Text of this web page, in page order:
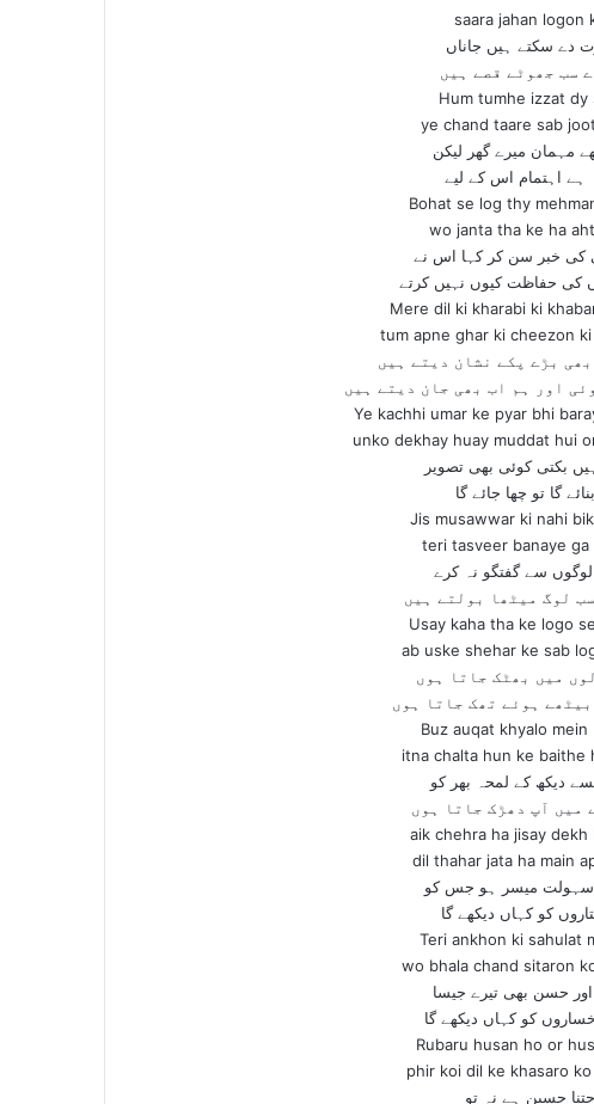
saara jahan logon
دے سکتے ہیں جاناں
سب جھوٹے قصے ہیں
Hum tumhe izzat dy
ye chand taare sab
مہمان میرے گھر لیکن
ہے اہتمام اس کے لیے
Bohat se log thy
wo janta tha ke ha
کی خبر سن کر کہا اس نے
کی حفاظت کیوں نہیں کرتے
Mere dil ki kharabi ki
tum apne ghar ki cheezon
بڑے پکے نشان دیتے ہیں
اور ہم اب بھی جان دیتے ہیں
Ye kachhi umar ke pyar bhi
unko dekhay huay muddat hui
بکتی کوئی بھی تصویر
گا تو چھا جائے گا
Jis musawwar ki nahi
teri tasveer banaye ga
لوگوں سے گفتگو نہ کرے
لوگ میٹھا بولتے ہیں
Usay kaha tha ke logo
ab uske shehar ke sab
میں بھٹک جاتا ہوں
ہوئے تھک جاتا ہوں
Buz auqat khyalo
itna chalta hun ke baithe
دیکھ کے لمحہ بھر کو
میں آپ دھڑک جاتا ہوں
aik chehra ha jisay dekh
dil thahar jata ha main
سہولت میسر ہو جس کو
کو کہاں دیکھے گا
Teri ankhon ki sahulat
wo bhala chand sitaron
حسن بھی تیرے جیسا
کو کہاں دیکھے گا
Rubaru husan ho or
phir koi dil ke khasaro
حسین ہے نہ تو